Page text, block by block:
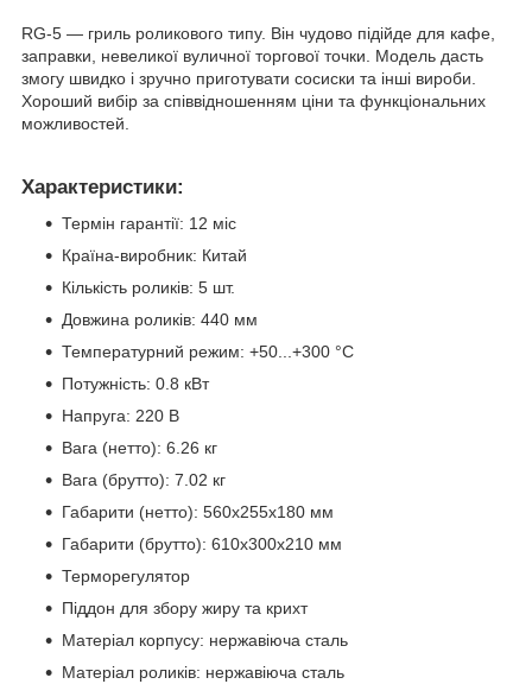
RG-5 — гриль роликового типу. Він чудово підійде для кафе,
заправки, невеликої вуличної торгової точки. Модель дасть
змогу швидко і зручно приготувати сосиски та інші вироби.
Хороший вибір за співвідношенням ціни та функціональних
можливостей.
Характеристики:
Термін гарантії: 12 міс
Країна-виробник: Китай
Кількість роликів: 5 шт.
Довжина роликів: 440 мм
Температурний режим: +50...+300 °С
Потужність: 0.8 кВт
Напруга: 220 В
Вага (нетто): 6.26 кг
Вага (брутто): 7.02 кг
Габарити (нетто): 560x255x180 мм
Габарити (брутто): 610x300x210 мм
Терморегулятор
Піддон для збору жиру та крихт
Матеріал корпусу: нержавіюча сталь
Матеріал роликів: нержавіюча сталь